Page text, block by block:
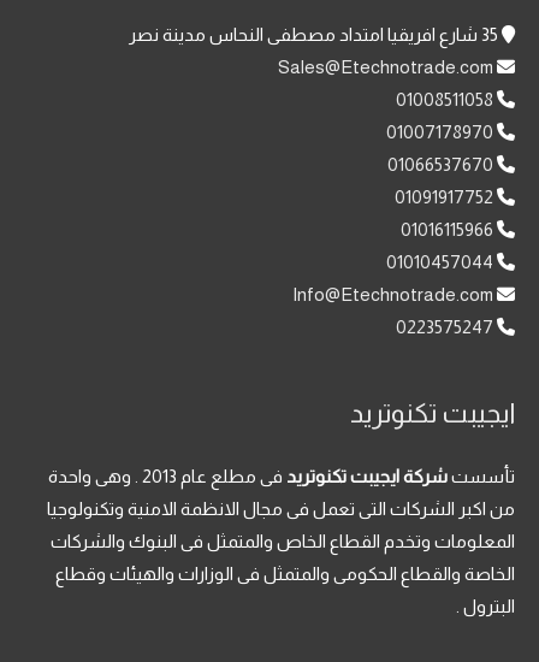
01008511058
01007178970
01066537670
01091917752
01016115966
01010457044
0223575247
ايجيبت تكنوتريد
تأسستشركة ايجيبت تكنوتريد
فى مطلع عام 2013 . وهى واحدة
من اكبر الشركات التى تعمل فى مجال الانظمة الامنية وتكنولوجيا
المعلومات وتخدم القطاع الخاص والمتمثل فى البنوك والشركات
الخاصة والقطاع الحكومى والمتمثل فى الوزارات والهيئات وقطاع
البترول .